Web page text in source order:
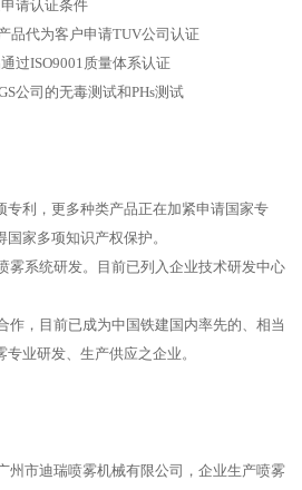
请认证条件
品代为客户申请TUV公司认证
过ISO9001质量体系认证
公司的无毒测试和PHs测试
专利，更多种类产品正在加紧申请国家专
家多项知识产权保护。
雾系统研发。目前已列入企业技术研发中心
作，目前已成为中国铁建国内率先的、相当
业研发、生产供应之企业。
州市迪瑞喷雾机械有限公司，企业生产喷雾